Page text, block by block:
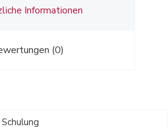
Informationen
(0)
Schulung